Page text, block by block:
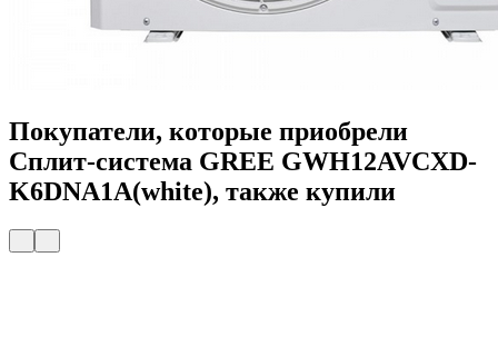
Покупатели, которые приобрели
Сплит-система GREE GWH12AVCXD-
K6DNA1A(white), также купили